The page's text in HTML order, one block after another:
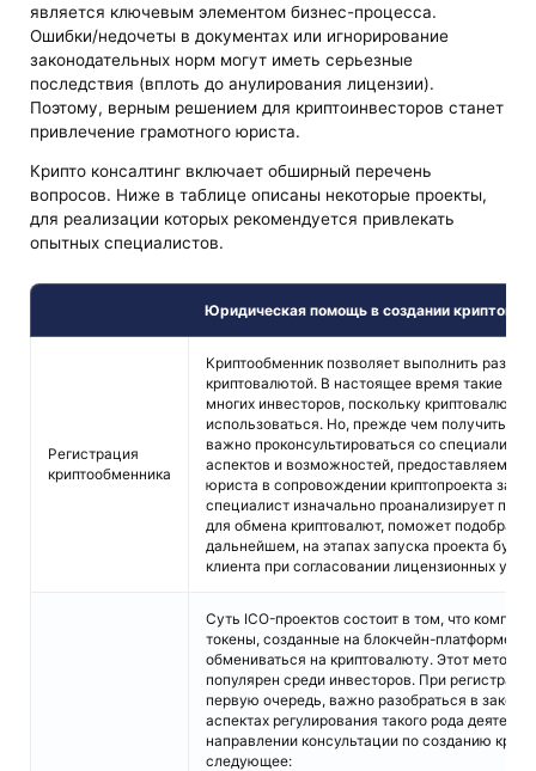
является ключевым элементом бизнес-процесса.
Ошибки/недочеты в документах или игнорирование
законодательных норм могут иметь серьезные
последствия (вплоть до анулирования лицензии).
Поэтому, верным решением для криптоинвесторов станет
привлечение грамотного юриста.
Крипто консалтинг включает обширный перечень
вопросов. Ниже в таблице описаны некоторые проекты,
для реализации которых рекомендуется привлекать
опытных специалистов.
Юридическая помощь в создании
Регистрация
криптообменника
Криптообменник позволяет выполнить
криптовалютой. В настоящее время такие
многих инвесторов, поскольку криптовалюта
использоваться. Но, прежде чем получить
важно проконсультироваться со
аспектов и возможностей, предоставляемых
юриста в сопровождении криптопроекта
специалист изначально проанализирует
для обмена криптовалют, поможет подобрать
дальнейшем, на этапах запуска проекта
клиента при согласовании лицензионных
Суть ICO-проектов состоит в том, что
токены, созданные на блокчейн-платформе,
обмениваться на криптовалюту. Этот метод
популярен среди инвесторов. При
первую очередь, важно разобраться в
аспектах регулирования такого рода
направлении консультации по созданию
следующее: